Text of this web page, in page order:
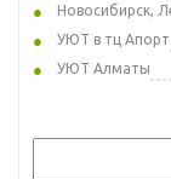
Новосибирск,
УЮТ в тц Апорт
УЮТ Алматы